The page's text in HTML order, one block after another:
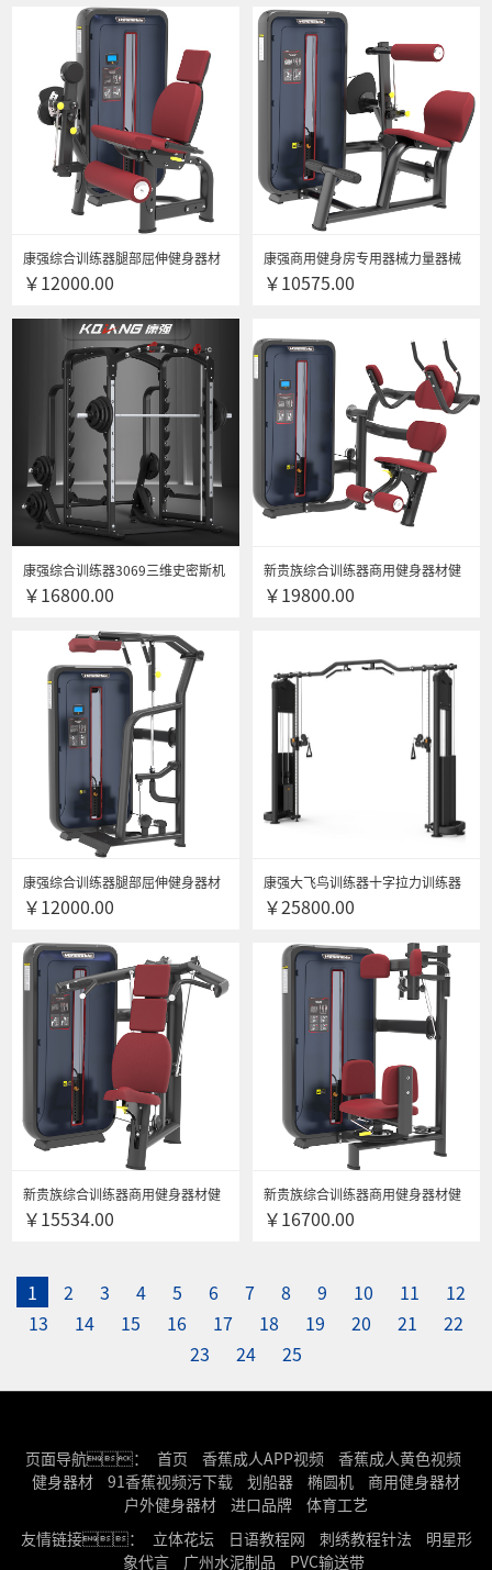
康强综合训练器腿部屈伸健身器材
腿部屈伸力量训练器材 6009大腿伸
￥12000.00
康强商用健身房专用器械力量器械
专项器械无氧健身器械 6010背部伸
￥10575.00
康强综合训练器3069三维史密斯机
健身器材专用
￥16800.00
新贵族综合训练器商用健身器材健
身房专用上肢力量专项训练器 6011
￥19800.00
康强综合训练器腿部屈伸健身器材
腿部屈伸力量训练器材 6012立式小
￥12000.00
康强大飞鸟训练器十字拉力训练器
健身房专用综合训练器 6013B
￥25800.00
新贵族综合训练器商用健身器材健
身房专用上肢力量专项训练器 6014
￥15534.00
新贵族综合训练器商用健身器材健
身房专用上肢力量专项训练器 6015
￥16700.00
1 2 3 4 5 6 7 8 9 10 11
12
13
14 15 16 17 18 19 20 21
22
23
24 25
页面导航： 首页 香蕉成人APP视频
香蕉成人黄色视频
健身器材
91香蕉视频污下载 划船器 椭圆机
商用健身器材
户外健身器材
进口品牌
体育工艺
友情链接：
立体花坛 日语教程网 刺绣教程针法
明星形
象代言
广州水泥制品 PVC输送带